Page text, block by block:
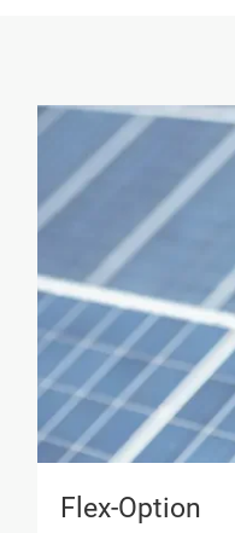
Flex-Option